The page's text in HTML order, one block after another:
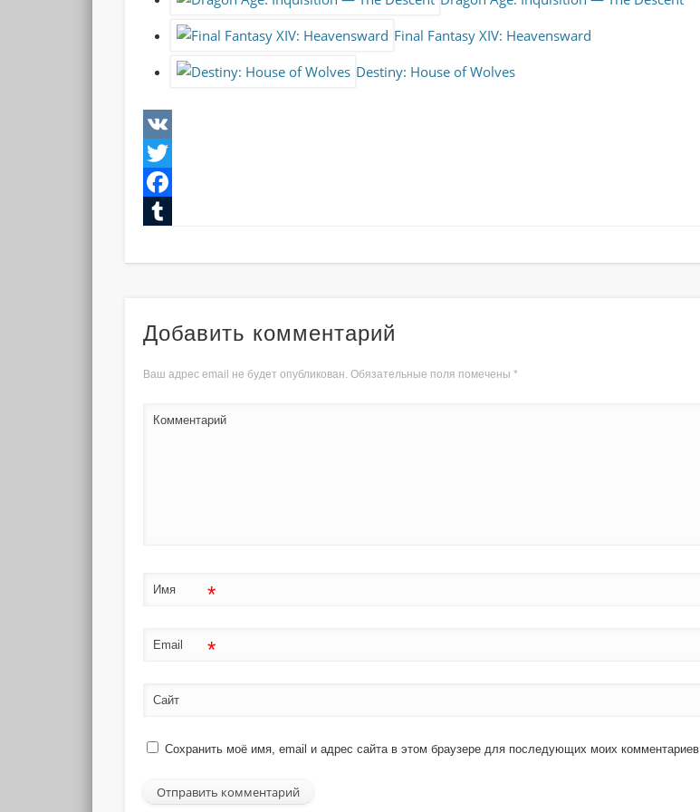
Final Fantasy XIV: Heavensward
Destiny: House of Wolves
VK
Twitter
Facebook
Добавить комментарий
Ваш адрес email не будет опубликован. Обязательные поля помечены*
Комментарий
Имя *
Email *
Сайт
Сохранить моё имя, email и адрес сайта в этом браузере для последующих моих комментариев.